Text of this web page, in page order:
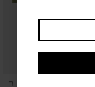
version
ユニセックス エスケーパー